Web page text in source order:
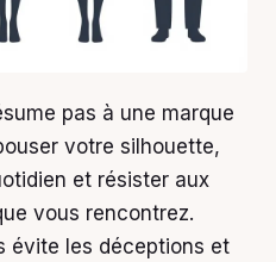
pas à une marque
votre silhouette,
et résister aux
vous rencontrez.
évite les déceptions et